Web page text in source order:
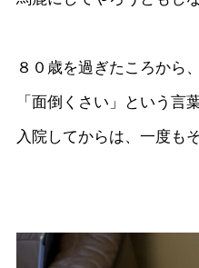
８０歳を過ぎたころから、
「面倒くさい」という言
入院してからは、一度も